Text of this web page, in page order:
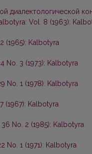
диалектологической
Vol. 8 (1963):
(1965): Kalbotyra
No. 3 (1973): Kalbotyra
No. 1 (1978): Kalbotyra
(1967): Kalbotyra
No. 2 (1985): Kalbotyra
No. 1 (1971): Kalbotyra